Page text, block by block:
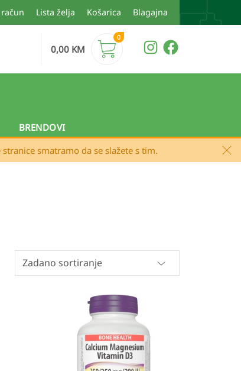
Lista želja Košarica Blagajna
0,00 KM
0
BRENDOVI
smatramo da se slažete s tim.